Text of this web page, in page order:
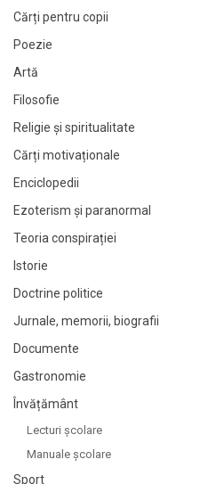
Cărți pentru copii
Poezie
Artă
Filosofie
Religie și spiritualitate
Cărți motivaționale
Enciclopedii
Ezoterism și paranormal
Teoria conspirației
Istorie
Doctrine politice
Jurnale, memorii, biografii
Documente
Gastronomie
Învățământ
Lecturi şcolare
Manuale şcolare
Sport